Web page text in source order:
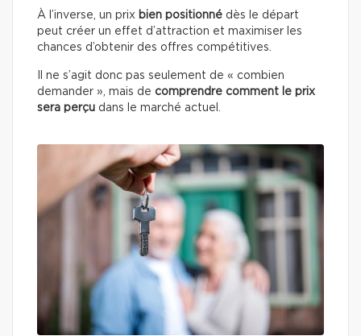
À l’inverse, un prix bien positionné dès le départ
peut créer un effet d’attraction et maximiser les
chances d’obtenir des offres compétitives.
Il ne s’agit donc pas seulement de « combien
demander », mais de comprendre comment le prix
sera perçu dans le marché actuel.